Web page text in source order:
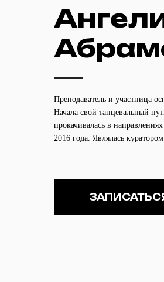
Преподаватель и участница
Начала свой танцевальный
прокачивалась в
2016 года. Являлась